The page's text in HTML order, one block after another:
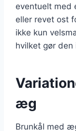
eventuelt med
eller revet ost
ikke kun
hvilket gør
æg
Brunkål med